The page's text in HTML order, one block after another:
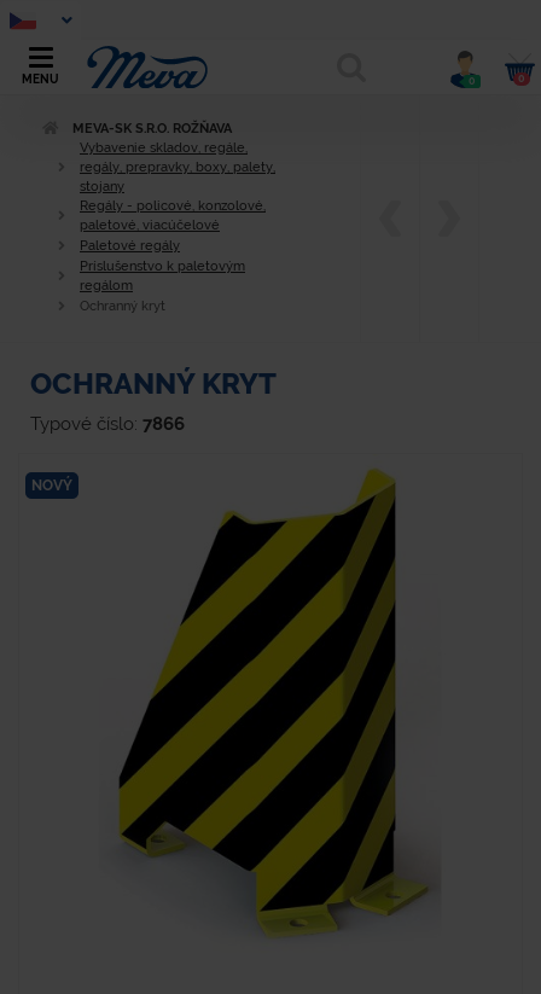
MENU 0 0
MEVA-SK S.R.O. ROŽŇAVA
Vybavenie skladov, regále,
regály, prepravky, boxy, palety,
stojany
Regály - policové, konzolové,
paletové, viacúčelové
Paletové regály
Príslušenstvo k paletovým
regálom
Ochranný kryt
OCHRANNÝ KRYT
Typové číslo: 7866
NOVÝ